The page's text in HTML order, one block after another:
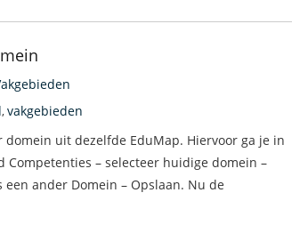
,vakgebieden
uit dezelfde EduMap. Hiervoor ga je in
Competenties – selecteer huidige domein –
ander Domein – Opslaan. Nu de